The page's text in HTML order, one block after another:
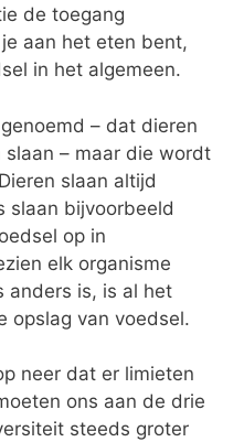
de toegang
aan het eten bent,
in het algemeen.
– dat dieren
– maar die wordt
slaan altijd
slaan bijvoorbeeld
op in
elk organisme
anders is, is al het
opslag van voedsel.
neer dat er limieten
ons aan de drie
steeds groter